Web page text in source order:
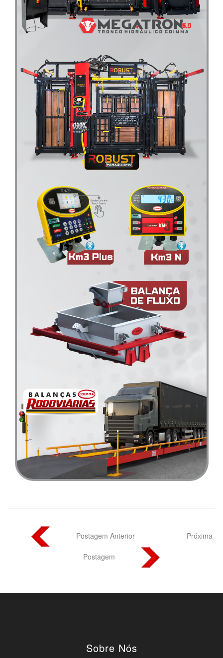
Postagem Anterior Próxima
Postagem
Sobre Nós